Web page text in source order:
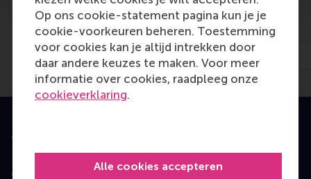
Op ons cookie-statement pagina kun je je
cookie-voorkeuren beheren. Toestemming
voor cookies kan je altijd intrekken door
daar andere keuzes te maken. Voor meer
informatie over cookies, raadpleeg onze
cookieverklaring.
Alle cookies accepteren
Previous 1339 1340
Geaccrediteerd door